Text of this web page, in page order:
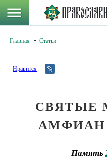
Главная Статьи
Нравится
СВЯТЫЕ
АМФИАН
Память